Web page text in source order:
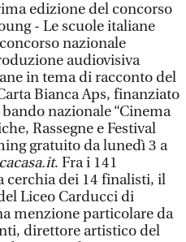
edizione del concorso
- Le scuole italiane
nazionale
audiovisiva
in tema di racconto del
Bianca Aps, finanziato
nazionale “Cinema
Rassegne e Festival
gratuito da lunedì 3 a
. Fra i 141
cerchia dei 14 finalisti, il
Liceo Carducci di
menzione particolare da
direttore artistico del